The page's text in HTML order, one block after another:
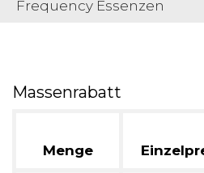
Frequency Essenzen
Massenrabatt
Menge